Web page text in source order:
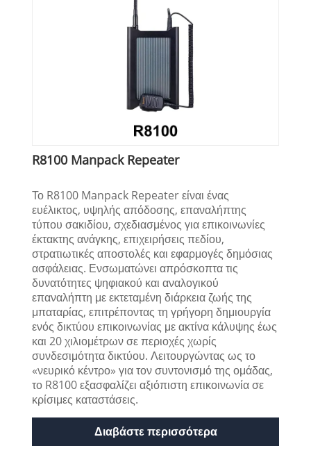
R8100 Manpack Repeater
Το R8100 Manpack Repeater είναι ένας
ευέλικτος, υψηλής απόδοσης, επαναλήπτης
τύπου σακιδίου, σχεδιασμένος για επικοινωνίες
έκτακτης ανάγκης, επιχειρήσεις πεδίου,
στρατιωτικές αποστολές και εφαρμογές δημόσιας
ασφάλειας. Ενσωματώνει απρόσκοπτα τις
δυνατότητες ψηφιακού και αναλογικού
επαναλήπτη με εκτεταμένη διάρκεια ζωής της
μπαταρίας, επιτρέποντας τη γρήγορη δημιουργία
ενός δικτύου επικοινωνίας με ακτίνα κάλυψης έως
και 20 χιλιομέτρων σε περιοχές χωρίς
συνδεσιμότητα δικτύου. Λειτουργώντας ως το
«νευρικό κέντρο» για τον συντονισμό της ομάδας,
το R8100 εξασφαλίζει αξιόπιστη επικοινωνία σε
κρίσιμες καταστάσεις.
Διαβάστε περισσότερα